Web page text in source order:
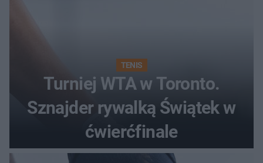
TENIS
Turniej WTA w Toronto.
Sznajder rywalką Świątek w
ćwierćfinale